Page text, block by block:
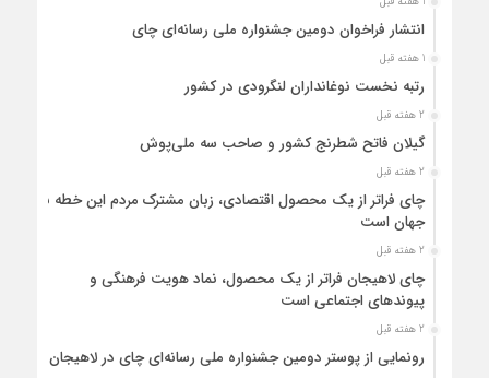
انتشار فراخوان دومین جشنواره ملی رسانه‌ای چای
1 هفته قبل
رتبه نخست نوغانداران لنگرودی در کشور
2 هفته قبل
گیلان فاتح شطرنج کشور و صاحب سه ملی‌پوش
2 هفته قبل
چای فراتر از یک محصول اقتصادی، زبان مشترک مردم این خطه با
جهان است
2 هفته قبل
چای لاهیجان فراتر از یک محصول، نماد هویت فرهنگی و
پیوندهای اجتماعی است
2 هفته قبل
رونمایی از پوستر دومین جشنواره ملی رسانه‌ای چای در لاهیجان